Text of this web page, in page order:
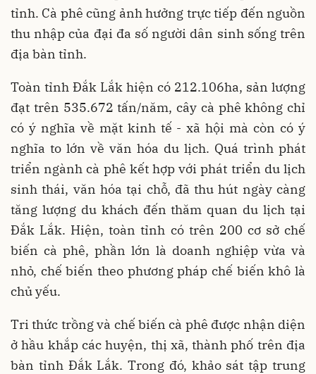
tỉnh. Cà phê cũng ảnh hưởng trực tiếp đến nguồn
thu nhập của đại đa số người dân sinh sống trên
địa bàn tỉnh.
Toàn tỉnh Đắk Lắk hiện có 212.106ha, sản lượng
đạt trên 535.672 tấn/năm, cây cà phê không chỉ
có ý nghĩa về mặt kinh tế - xã hội mà còn có ý
nghĩa to lớn về văn hóa du lịch. Quá trình phát
triển ngành cà phê kết hợp với phát triển du lịch
sinh thái, văn hóa tại chỗ, đã thu hút ngày càng
tăng lượng du khách đến thăm quan du lịch tại
Đắk Lắk. Hiện, toàn tỉnh có trên 200 cơ sở chế
biến cà phê, phần lớn là doanh nghiệp vừa và
nhỏ, chế biến theo phương pháp chế biến khô là
chủ yếu.
Tri thức trồng và chế biến cà phê được nhận diện
ở hầu khắp các huyện, thị xã, thành phố trên địa
bàn tỉnh Đắk Lắk. Trong đó, khảo sát tập trung